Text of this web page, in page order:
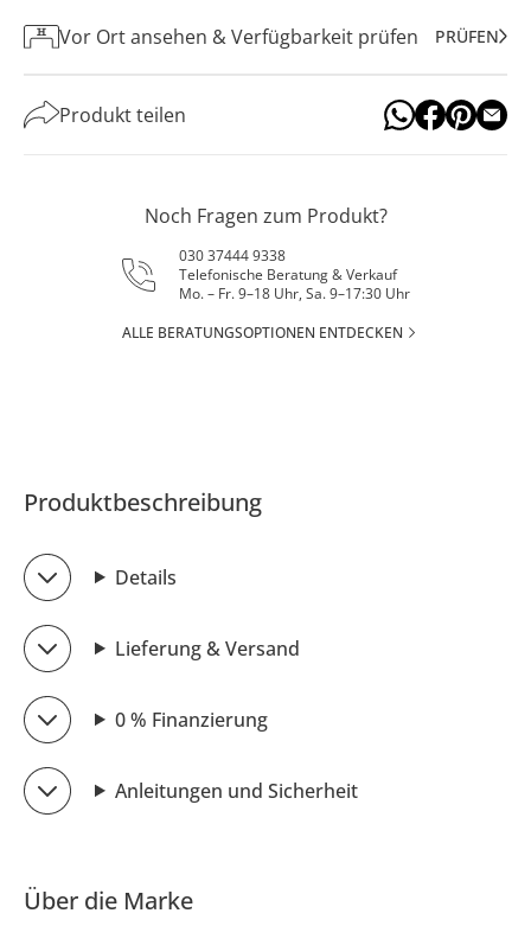
Vor Ort ansehen & Verfügbarkeit prüfen PRÜFEN
Produkt teilen
Noch Fragen zum Produkt?
030 37444 9338
Telefonische Beratung & Verkauf
Mo. – Fr. 9–18 Uhr, Sa. 9–17:30 Uhr
ALLE BERATUNGSOPTIONEN ENTDECKEN
Produktbeschreibung
Details
Lieferung & Versand
0 % Finanzierung
Anleitungen und Sicherheit
Über die Marke